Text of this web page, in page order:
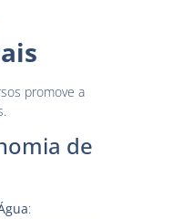
promove a
de
: